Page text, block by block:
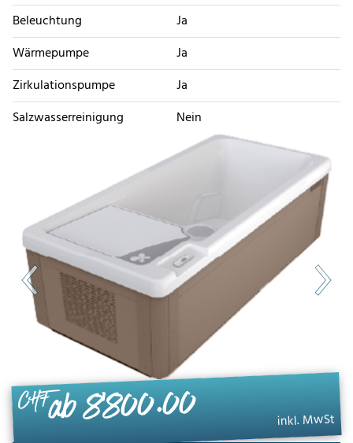
Beleuchtung
Ja
Wärmepumpe
Ja
Zirkulationspumpe
Ja
Salzwasserreinigung
Nein
CHFab 8'800.00 inkl. MwSt